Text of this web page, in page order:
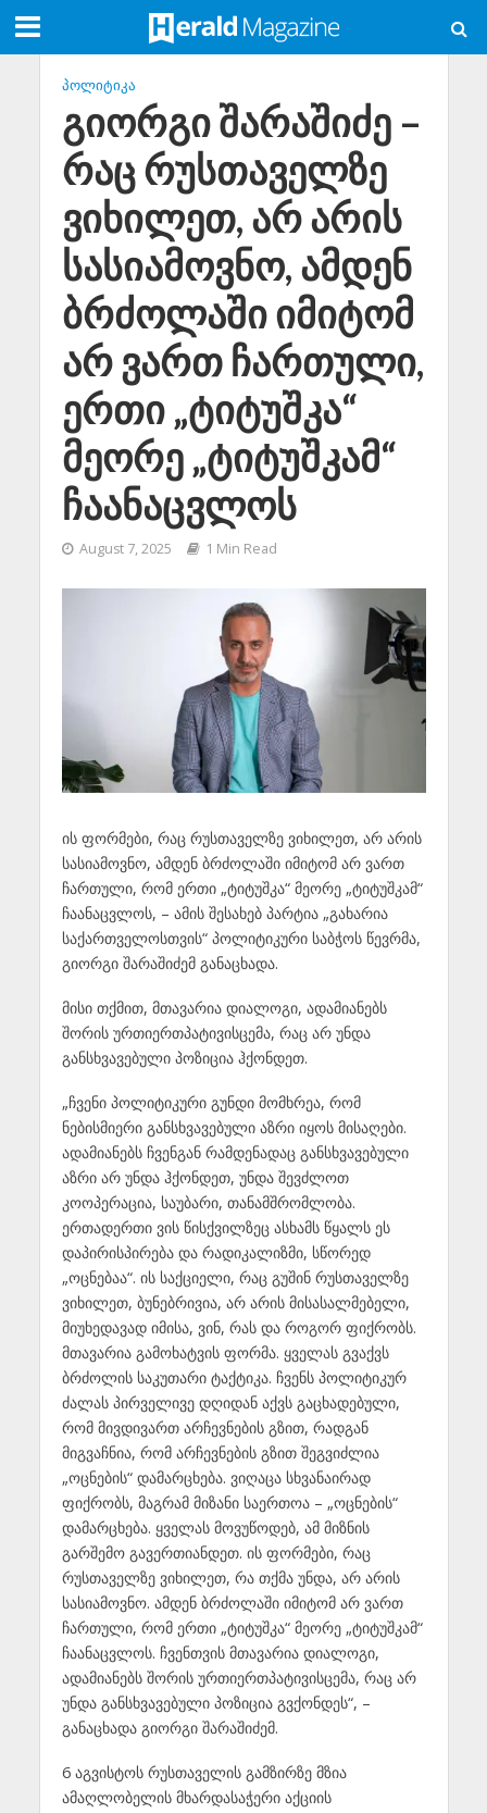
ᲞᲝᲚᲘᲢᲘᲙᲐ
გიორგი შარაშიძე –
რაც რუსთაველზე
ვიხილეთ, არ არის
სასიამოვნო, ამდენ
ბრძოლაში იმიტომ
არ ვართ ჩართული,
ერთი „ტიტუშკა“
მეორე „ტიტუშკამ“
ჩაანაცვლოს
August 7, 2025 1 Min Read
ის ფორმები, რაც რუსთაველზე ვიხილეთ, არ არის
სასიამოვნო, ამდენ ბრძოლაში იმიტომ არ ვართ
ჩართული, რომ ერთი „ტიტუშკა“ მეორე „ტიტუშკამ“
ჩაანაცვლოს, – ამის შესახებ პარტია „გახარია
საქართველოსთვის“ პოლიტიკური საბჭოს წევრმა,
გიორგი შარაშიძემ განაცხადა.
მისი თქმით, მთავარია დიალოგი, ადამიანებს
შორის ურთიერთპატივისცემა, რაც არ უნდა
განსხვავებული პოზიცია ჰქონდეთ.
„ჩვენი პოლიტიკური გუნდი მომხრეა, რომ
ნებისმიერი განსხვავებული აზრი იყოს მისაღები.
ადამიანებს ჩვენგან რამდენადაც განსხვავებული
აზრი არ უნდა ჰქონდეთ, უნდა შევძლოთ
კოოპერაცია, საუბარი, თანამშრომლობა.
ერთადერთი ვის წისქვილზეც ასხამს წყალს ეს
დაპირისპირება და რადიკალიზმი, სწორედ
„ოცნებაა“. ის საქციელი, რაც გუშინ რუსთაველზე
ვიხილეთ, ბუნებრივია, არ არის მისასალმებელი,
მიუხედავად იმისა, ვინ, რას და როგორ ფიქრობს.
მთავარია გამოხატვის ფორმა. ყველას გვაქვს
ბრძოლის საკუთარი ტაქტიკა. ჩვენს პოლიტიკურ
ძალას პირველივე დღიდან აქვს გაცხადებული,
რომ მივდივართ არჩევნების გზით, რადგან
მიგვაჩნია, რომ არჩევნების გზით შეგვიძლია
„ოცნების“ დამარცხება. ვიღაცა სხვანაირად
ფიქრობს, მაგრამ მიზანი საერთოა – „ოცნების“
დამარცხება. ყველას მოვუწოდებ, ამ მიზნის
გარშემო გავერთიანდეთ. ის ფორმები, რაც
რუსთაველზე ვიხილეთ, რა თქმა უნდა, არ არის
სასიამოვნო. ამდენ ბრძოლაში იმიტომ არ ვართ
ჩართული, რომ ერთი „ტიტუშკა“ მეორე „ტიტუშკამ“
ჩაანაცვლოს. ჩვენთვის მთავარია დიალოგი,
ადამიანებს შორის ურთიერთპატივისცემა, რაც არ
უნდა განსხვავებული პოზიცია გვქონდეს“, –
განაცხადა გიორგი შარაშიძემ.
6 აგვისტოს რუსთაველის გამზირზე მზია
ამაღლობელის მხარდასაჭერი აქციის